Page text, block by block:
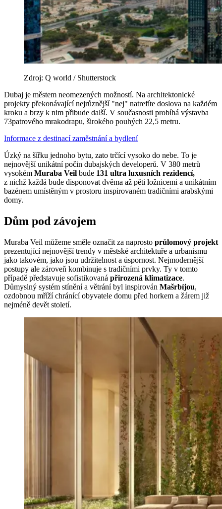
Zdroj: Q world / Shutterstock
Dubaj je městem neomezených možností. Na architektonické
projekty překonávající nejrůznější "nej" natrefíte doslova na každém
kroku a brzy k nim přibude další. V současnosti probíhá výstavba
73patrového mrakodrapu, širokého pouhých 22,5 metru.
Informace z destinacízaměstnání a bydlení
Úzký na šířku jednoho bytu, zato trčící vysoko do nebe. To je
nejnovější unikátní počin dubajských developerů. V 380 metrů
vysokém Muraba Veil bude 131 ultra luxusních rezidencí,
z nichž každá bude disponovat dvěma až pěti ložnicemi a unikátním
bazénem umístěným v prostoru inspirovaném tradičními arabskými
domy.
Dům pod závojem
Muraba Veil můžeme směle označit za naprosto průlomový projekt
prezentující nejnovější trendy v městské architektuře a urbanismu
jako takovém, jako jsou udržitelnost a úspornost. Nejmodernější
postupy ale zároveň kombinuje s tradičními prvky. Ty v tomto
případě představuje sofistikovaná přirozená klimatizace.
Důmyslný systém stínění a větrání byl inspirován Mašrbíjou,
ozdobnou mříží chránící obyvatele domu před horkem a žárem již
nejméně devět století.